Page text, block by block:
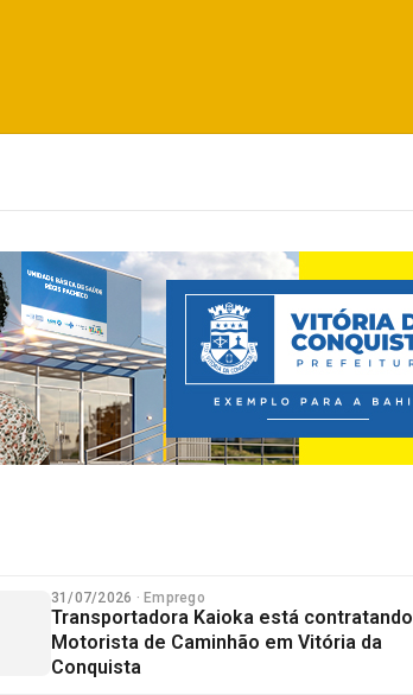
31/07/2026 · Emprego
Transportadora Kaioka está contratando
Motorista de Caminhão em Vitória da
Conquista